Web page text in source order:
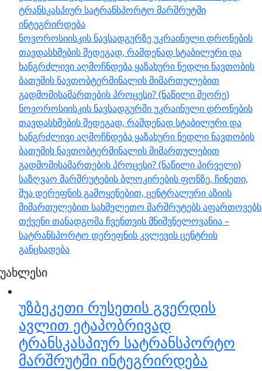
ტრანსკასპიურ სატრანსპორტო მარშრუტში
ინტეგრირდება
ნოვოროსიისკის ნავსადგურზე უკრაინული დრონების
თავდასხმების შედეგად, რამდენად სტაბილური და
ხანგრძლივი აღმოჩნდება ყაზახური ნედლი ნავთობის
ბათუმის ნავთობტერმინალის მიმართულებით
გადმომისამართების პროცესი? (ნაწილი მეორე)
ნოვოროსიისკის ნავსადგურში უკრაინული დრონების
თავდასხმების შედეგად, რამდენად სტაბილური და
ხანგრძლივი აღმოჩნდება ყაზახური ნედლი ნავთობის
ბათუმის ნავთობტერმინალის მიმართულებით
გადმომისამართების პროცესი? (ნაწილი პირველი)
საზღვაო მარშრუტების ბლოკირების ფონზე, ჩინეთი,
შუა დერეფნის გამოყენებით, ცენტრალური აზიის
მიმართულებით სახმელეთო მარშრუტებს აფართოვებს
თქვენი თანადგომა ჩვენთვის მნიშვნელოვანია –
სატრანსპორტო დერეფნის კვლევის ცენტრის
განცხადება
უახლესი
უზბეკეთი რუსეთის გვერდის
ავლით ეტაპობრივად
ტრანსკასპიურ სატრანსპორტო
მარშრუტში ინტეგრირდება